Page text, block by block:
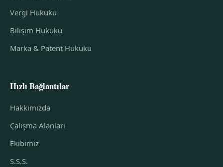
Vergi Hukuku
Bilişim Hukuku
Marka & Patent Hukuku
Hızlı Bağlantılar
Hakkımızda
Çalışma Alanları
Ekibimiz
S.S.S.